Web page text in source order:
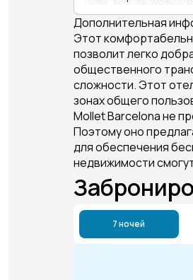
Дополнительная
Этот
позволит легко
общественного
сложности. Этот
зонах общего
Mollet Barcelona не
Поэтому оно
для обеспечения
недвижимости
7 ночей